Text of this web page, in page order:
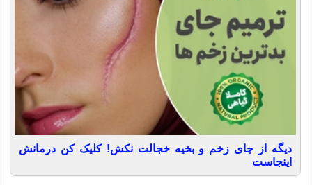
دیگه از جای زخم و بخیه خجالت نکش! کلیک کن درمانش
اینجاست